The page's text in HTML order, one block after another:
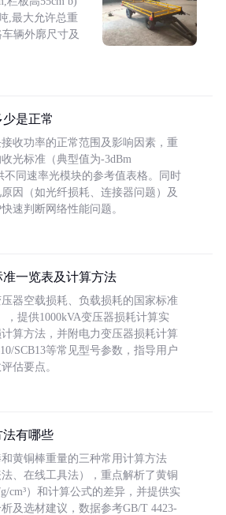
,最大允许总重
辆外廓尺寸及
是正常
收功率的正常范围及影响因素，重
光标准（典型值为-3dBm
不同速率光模块的参考值表格。同时
因（如光纤损耗、连接器问题）及
速判断网络性能问题。
一览表及计算方法
器空载损耗、负载损耗的国家标准
，提供1000kVA变压器损耗计算实
算方法，并附电力变压器损耗计算
SCB13等常见型号参数，指导用户
估要点。
法有哪些
黄铜棒重量的三种常用计算方法
法、在线工具法），重点解析了黄铜
cm³）和计算公式的差异，并提供实
及选材建议，数据参考GB/T 4423-